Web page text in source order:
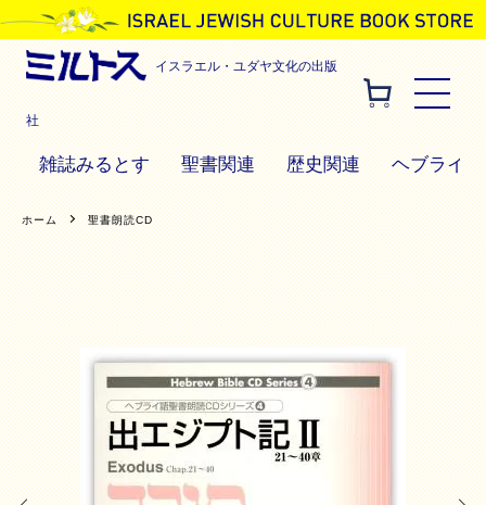
イスラエル・ユダヤ文化の出版
社
雑誌みるとす 聖書関連 歴史関連 ヘブライ
ホーム 聖書朗読CD